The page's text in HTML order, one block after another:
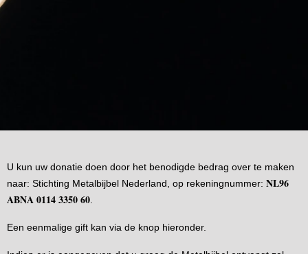
U kun uw donatie doen door het benodigde bedrag over te maken
naar: Stichting Metalbijbel Nederland, op rekeningnummer: NL96
ABNA 0114 3350 60
Een eenmalige gift kan via de knop hieronder.